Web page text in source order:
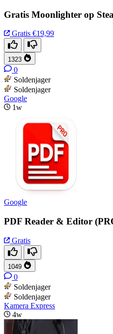
Gratis Moonlighter op
Gratis €19,99
1323
0
Soldenjager
Soldenjager
Google
1w
Google
PDF Reader & Editor
Gratis
1049
0
Soldenjager
Soldenjager
Kamera Express
4w